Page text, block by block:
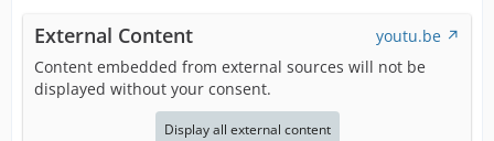
External Content
youtu.be
Content embedded from external sources will not be
displayed without your consent.
Display all external content